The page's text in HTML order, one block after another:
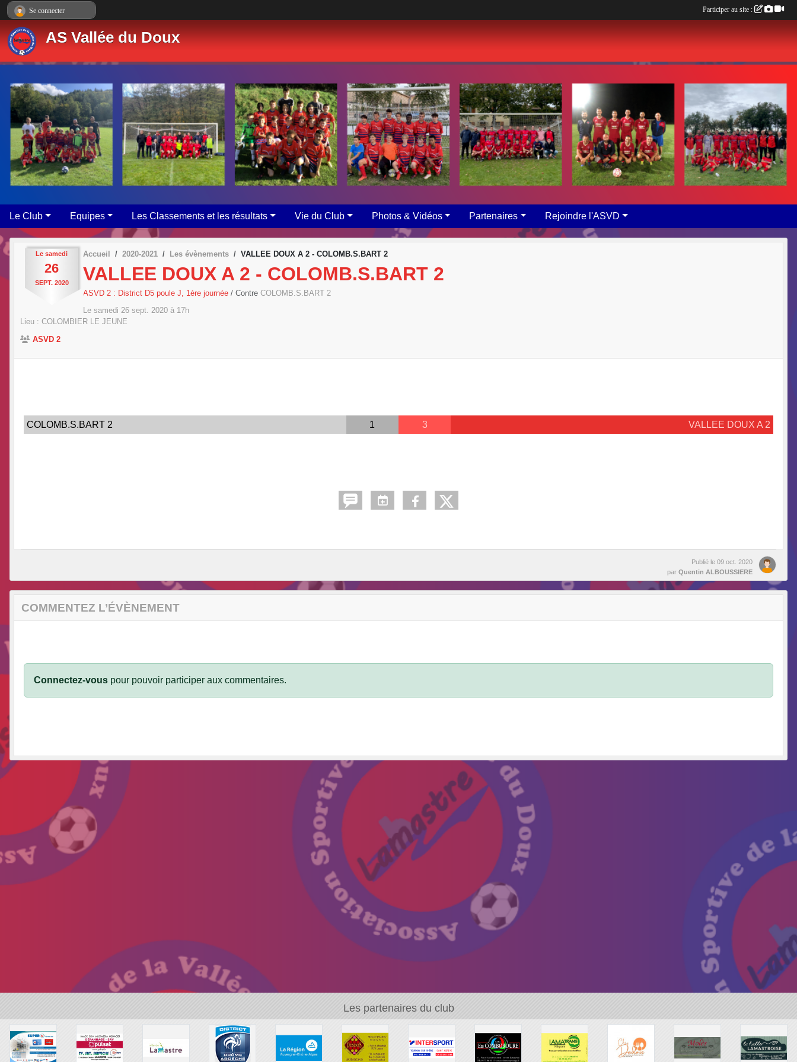
AS Vallée du Doux
Le Club Equipes Les Classements et les résultats Vie du Club Photos & Vidéos Partenaires Rejoindre l'ASVD
Le samedi
26
SEPT. 2020
Accueil 2020-2021 Les évènements VALLEE DOUX A 2 - COLOMB.S.BART 2
VALLEE DOUX A 2 - COLOMB.S.BART 2
ASVD 2 : District D5 poule J, 1ère journée / Contre COLOMB.S.BART 2
Le samedi 26 sept. 2020 à 17h
Lieu : COLOMBIER LE JEUNE
ASVD 2
COLOMB.S.BART 2 1 3 VALLEE DOUX A 2
Publié le 09 oct. 2020
par Quentin ALBOUSSIERE
COMMENTEZ L’ÉVÈNEMENT
Connectez-vous pour pouvoir participer aux commentaires.
Les partenaires du club
Se connecter Participer au site :
Panneau de gestion des cookies